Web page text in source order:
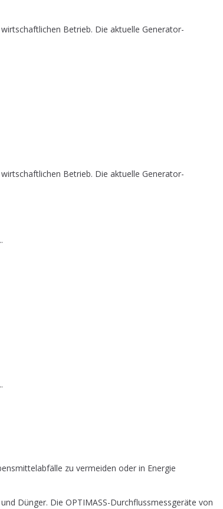
Betrieb. Die aktuelle Generator-
Betrieb. Die aktuelle Generator-
zu ver­mei­den oder in Ener­gie
Dün­ger. Die OPTI­MASS-Durch­fluss­mess­ge­rä­te von